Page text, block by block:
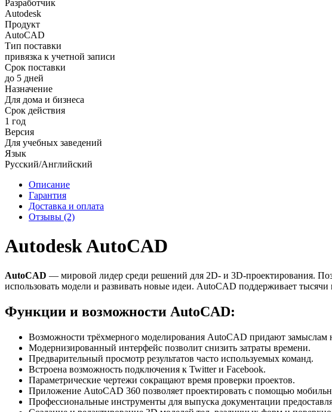
Разработчик
Autodesk
Продукт
AutoCAD
Тип поставки
привязка к учетной записи
Срок поставки
до 5 дней
Назначение
Для дома и бизнеса
Срок действия
1 год
Версия
Для учебных заведений
Язык
Русский/Английский
Описание
Гарантия
Доставка и оплата
Отзывы (2)
Autodesk AutoCAD
AutoCAD — мировой лидер среди решений для 2D- и 3D-проектирования.
использовать модели и развивать новые идеи. AutoCAD поддерживает тысячи
Функции и возможности AutoCAD:
Возможности трёхмерного моделирования AutoCAD придают замыслам
Модернизированный интерфейс позволит снизить затраты времени.
Предварительный просмотр результатов часто используемых команд.
Встроена возможность подключения к Twitter и Facebook.
Параметрические чертежи сокращают время проверки проектов.
Приложение AutoCAD 360 позволяет проектировать с помощью
Профессиональные инструменты для выпуска документации